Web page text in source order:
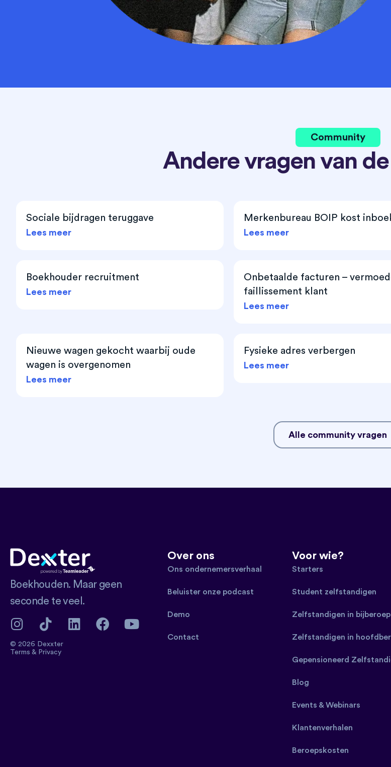
Community
Andere vragen van
Sociale bijdragen teruggave
Lees meer
Merkenbureau BOIP kost
Lees meer
Boekhouder recruitment
Lees meer
Onbetaalde facturen –
faillissement klant
Lees meer
Nieuwe wagen gekocht waarbij oude
wagen is overgenomen
Lees meer
Fysieke adres verbergen
Lees meer
Alle community vragen
Boekhouden. Maar geen
seconde te veel.
© 2026 Dexxter
Terms & Privacy
Over ons
Ons ondernemersverhaal
Beluister onze podcast
Demo
Contact
Voor wie?
Starters
Student zelfstandigen
Zelfstandigen in bijberoep
Zelfstandigen in
Gepensioneerd
Blog
Events & Webinars
Klantenverhalen
Beroepskosten